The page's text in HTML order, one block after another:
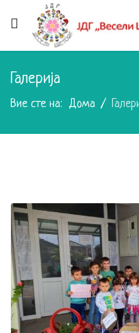
Галерија
Вие сте на: Дома